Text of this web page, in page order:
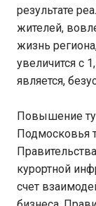
результате
жителей,
жизнь
увеличится с
является,
Повышение
Подмосковья
курортной
счет